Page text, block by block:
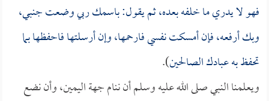
فهو لا يدري ما خلفه بعده، ثم يقول: باسمك ربي وضعت جنبي،
وبك أرفعه، فإن أمسكت نفسي فارحمها، وإن أرسلتها فاحفظها بما
تحفظ به عبادك الصالحين).
ويعلمنا النبي صلى الله عليه وسلم أن ننام جهة اليمين، وأن نضع